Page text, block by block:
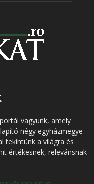
vagyunk, amely
négy egyházmegye
tekintünk a világra és
értékesnek, relevánsnak